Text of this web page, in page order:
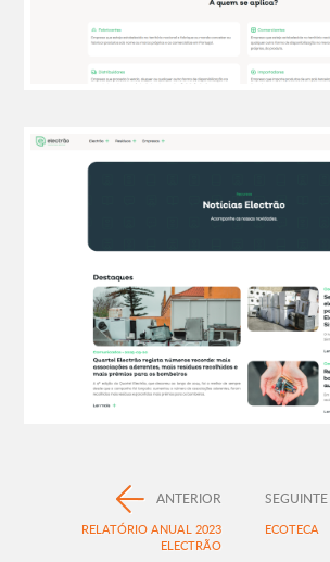
RELATÓRIO ANUAL 2023
ELECTRÃO
ANTERIOR SEGUINTE
ECOTECA